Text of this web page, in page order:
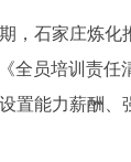
石家庄炼化
全员培训责
置能力薪酬、